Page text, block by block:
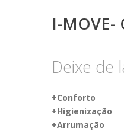
I-
Deixe de
+Conforto
+Higienização
+Arrumação